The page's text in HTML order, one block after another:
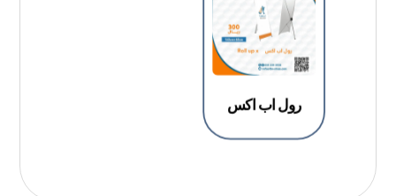
رول اب اكس